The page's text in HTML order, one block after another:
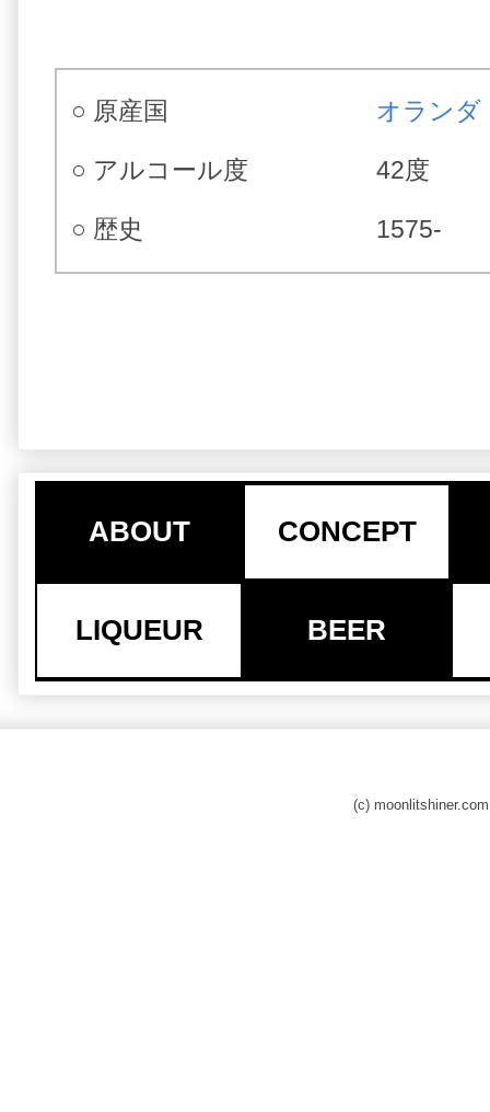
○ 原産国 オランダ
○ アルコール度 42度
○ 歴史 1575-
ABOUT CONCEPT
LIQUEUR BEER
(c)